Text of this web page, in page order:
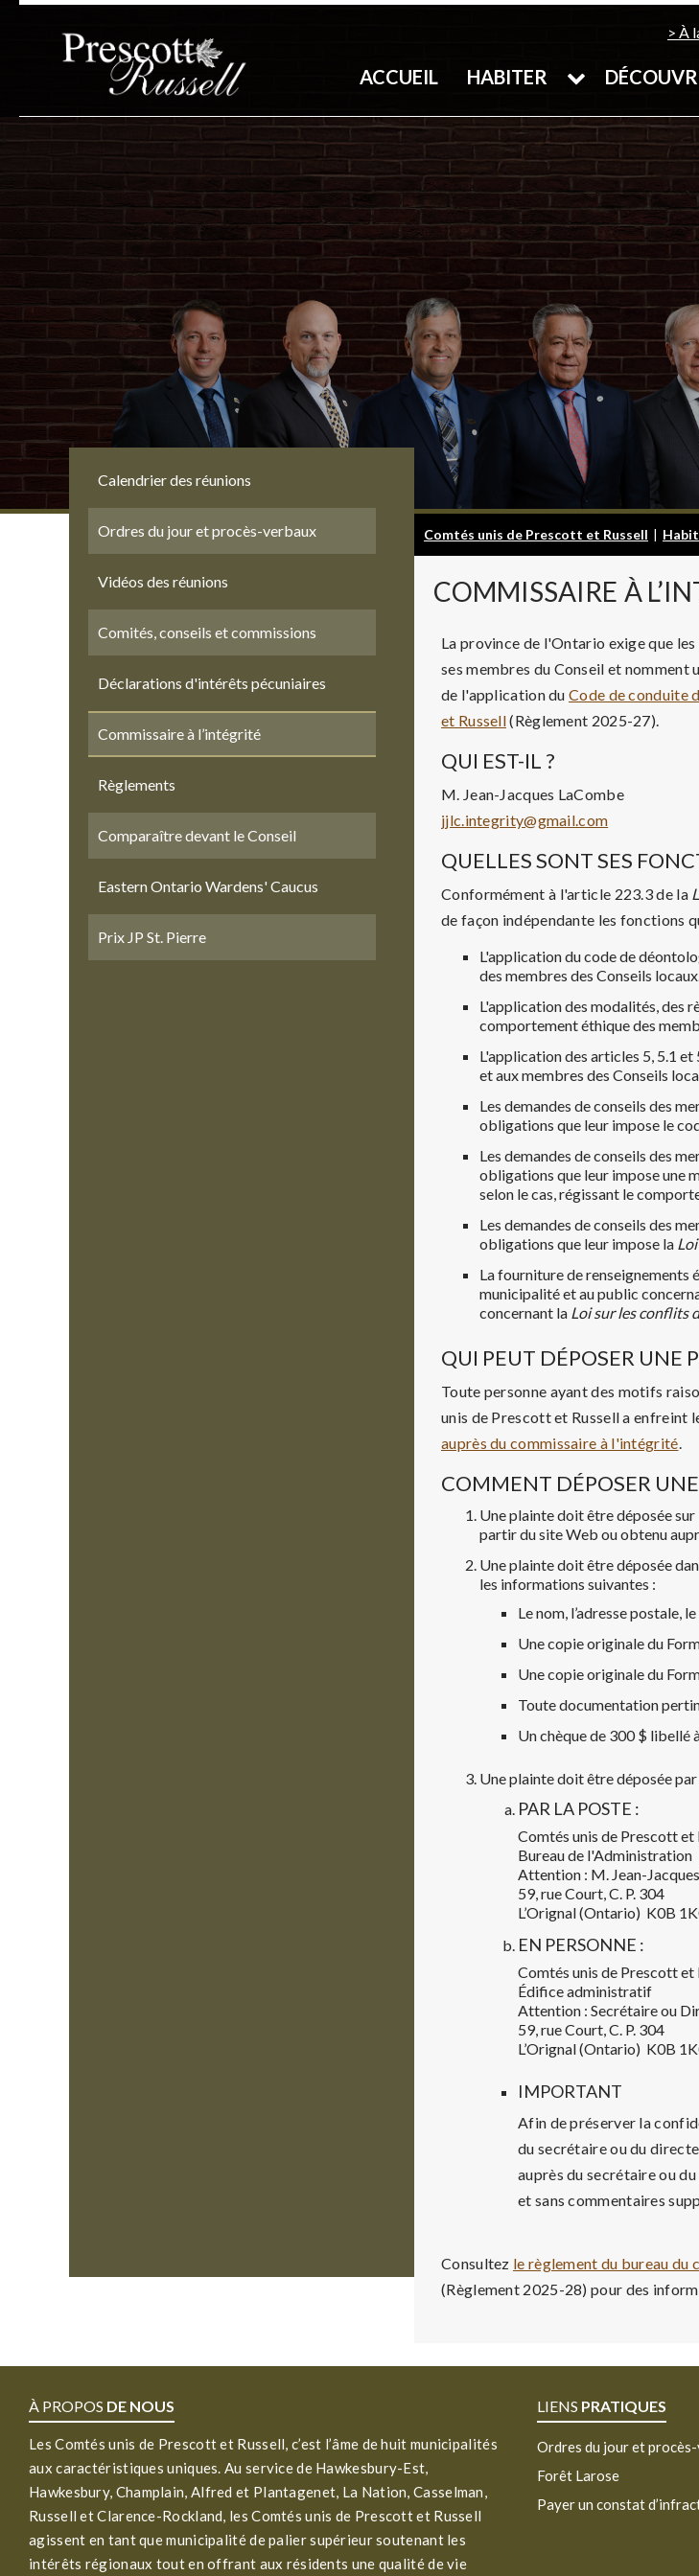
À
ACCUEIL HABITER
Calendrier des réunions
Ordres du jour et procès-verbaux
Vidéos des réunions
Comités, conseils et commissions
Déclarations d'intérêts pécuniaires
Commissaire à l’intégrité
Règlements
Comparaître devant le Conseil
Eastern Ontario Wardens' Caucus
Prix JP St. Pierre
Comtés unis de Prescott et Russell |
COMMISSAIRE À
La province de l'Ontario exige que
ses membres du Conseil et
de l'application duCode de conduite
et Russell(Règlement 2025-27).
QUI EST-IL ?
M. Jean-Jacques LaCombe
jjlc.integrity@gmail.com
QUELLES SONT SES
Conformément à l'article 223.3 de la
de façon indépendante les fonctions
L'application du code de
des membres des Conseils
L'application des modalités, des
comportement éthique des
L'application des articles 5, 5.1 et
et aux membres des Conseils
Les demandes de conseils des
obligations que leur impose le
Les demandes de conseils des
obligations que leur impose une
selon le cas, régissant le
Les demandes de conseils des
obligations que leur impose la
La fourniture de renseignements
municipalité et au public
concernant la Loi sur les conflits
QUI PEUT DÉPOSER UNE
Toute personne ayant des motifs
unis de Prescott et Russell a enfreint
auprès du commissaire à l'intégrité.
COMMENT DÉPOSER
Une plainte doit être déposée sur
partir du site Web ou obtenu
Une plainte doit être déposée
les informations suivantes :
Le nom, l’adresse postale,
Une copie originale du
Une copie originale du
Toute documentation
Un chèque de 300 $ libellé
Une plainte doit être déposée par
PAR LA POSTE :
Comtés unis de Prescott et
Bureau de l'Administration
Attention : M. Jean-
59, rue Court, C. P. 304
L’Orignal (Ontario) K0B
EN PERSONNE :
Comtés unis de Prescott et
Édifice administratif
Attention : Secrétaire ou
59, rue Court, C. P. 304
L’Orignal (Ontario) K0B
IMPORTANT
Afin de préserver la
du secrétaire ou du
auprès du secrétaire ou
et sans commentaires
Consultez le règlement du bureau
(Règlement 2025-28) pour des
À PROPOS DE NOUS
Les Comtés unis de Prescott et Russell, c’est l’âme de huit municipalités
aux caractéristiques uniques. Au service de Hawkesbury-Est,
Hawkesbury, Champlain, Alfred et Plantagenet, La Nation, Casselman,
Russell et Clarence-Rockland, les Comtés unis de Prescott et Russell
agissent en tant que municipalité de palier supérieur soutenant les
intérêts régionaux tout en offrant aux résidents une qualité de vie
LIENS PRATIQUES
Ordres du jour et
Forêt Larose
Payer un constat